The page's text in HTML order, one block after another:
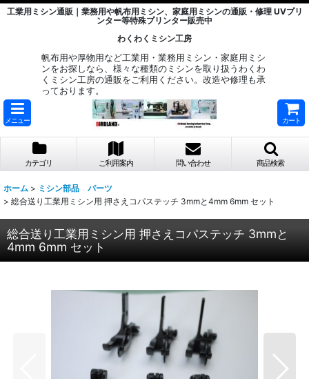
工業用ミシン通販｜業務用や帆布用ミシン、家庭用ミシンの通販・修理 UVプリ
ンター等特殊プリンター販売中
わくわくミシン工房
帆布用や厚物用など工業用・業務用ミシン・家庭用ミシ
ンをお探しなら、様々な種類のミシンを取り扱うわくわ
くミシン工房の通販をご利用ください。改造や修理も承
っております。
メニュー カート
カテゴリ ご利用案内 問い合わせ 商品検索
ホーム > ミシン部品 パーツ
> 総合送り工業用ミシン用 押さえコパステッチ 3mmと4mm 6mm セット
総合送り工業用ミシン用 押さえコパステッチ 3mmと
4mm 6mm セット